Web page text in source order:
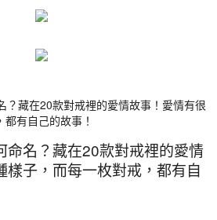
命名？藏在20款對戒裡的愛情
樣子，而每一枚對戒，都有自